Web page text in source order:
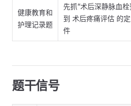
健康教育和
护理记录题
先抓“术后深静脉血
到 术后疼痛评估 的
件
题干信号